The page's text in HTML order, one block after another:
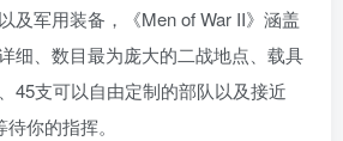
及军用装备，《Men of War II》涵盖
细、数目最为庞大的二战地点、载具
45支可以自由定制的部队以及接近
你的指挥。